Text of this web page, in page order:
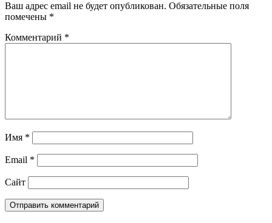
Ваш адрес email не будет опубликован. Обязательные поля
помечены *
Комментарий *
Имя *
Email *
Сайт